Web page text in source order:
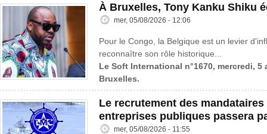
À Bruxelles, Tony Kanku Shiku
mer, 05/08/2026 - 12:06
Pour le Congo, la Belgique est un levier
reconnaître son rôle historique...
Le Soft International n°1670, mercredi, 5
Bruxelles.
Le recrutement des
entreprises publiques passera
mer, 05/08/2026 - 11:55